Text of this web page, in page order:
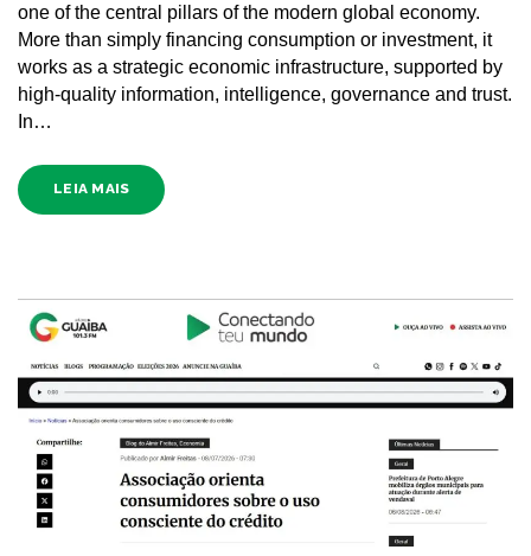
one of the central pillars of the modern global economy.
More than simply financing consumption or investment, it
works as a strategic economic infrastructure, supported by
high-quality information, intelligence, governance and trust.
In…
LEIA MAIS